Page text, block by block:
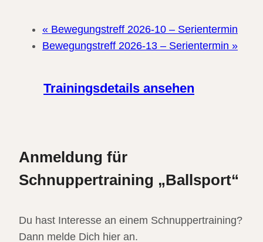
« Bewegungstreff 2026-10 – Serientermin
Bewegungstreff 2026-13 – Serientermin »
Trainingsdetails ansehen
Anmeldung für
Schnuppertraining „Ballsport“
Du hast Interesse an einem Schnuppertraining?
Dann melde Dich hier an.